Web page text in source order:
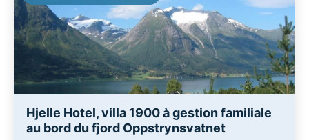
Hjelle Hotel, villa 1900 à gestion familiale
au bord du fjord Oppstrynsvatnet